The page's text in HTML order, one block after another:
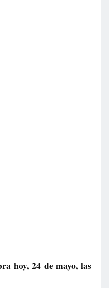
hoy, 24 de mayo, las